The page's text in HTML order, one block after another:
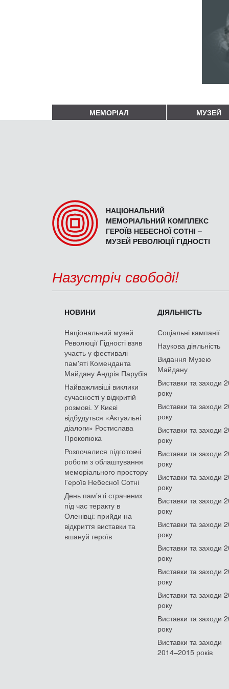
МЕМОРІАЛ МУЗЕЙ
НАЦІОНАЛЬНИЙ
МЕМОРІАЛЬНИЙ КОМПЛЕКС
ГЕРОЇВ НЕБЕСНОЇ СОТНІ –
МУЗЕЙ РЕВОЛЮЦІЇ ГІДНОСТІ
Назустріч свободі!
НОВИНИ
Національний музей
Революції Гідності взяв
участь у фестивалі
пам'яті Коменданта
Майдану Андрія Парубія
Найважливіші виклики
сучасності у відкритій
розмові. У Києві
відбудуться «Актуальні
діалоги» Ростислава
Прокопюка
Розпочалися підготовчі
роботи з облаштування
меморіального простору
Героїв Небесної Сотні
День памʼяті страчених
під час теракту в
Оленівці: прийди на
відкриття виставки та
вшануй героїв
ДІЯЛЬНІСТЬ
Соціальні кампанії
Наукова діяльність
Видання Музею
Майдану
Виставки та заходи
року
Виставки та заходи
року
Виставки та заходи
року
Виставки та заходи
року
Виставки та заходи
року
Виставки та заходи
року
Виставки та заходи
року
Виставки та заходи
року
Виставки та заходи
року
Виставки та заходи
року
Виставки та заходи
року
Виставки та заходи
2014–2015 років